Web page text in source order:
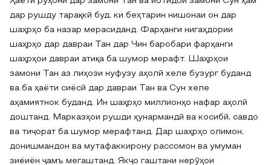
дар рушду тарақкӣ буд, ки беҳтарин нишонаи он дар
шаҳрҳо ба назар мерасиданд. Фарҳанги нигаҳдории
шаҳрҳо дар давраи Тан дар Чин баробари фарҳанги
шаҳрҳои давраи атиқа ба шумор мерафт. Шаҳрҳои
замони Тан аз лиҳози нуфузу аҳолӣ хеле бузург буданд
ва ба ҳаёти сиёсӣ дар давраи Тан ва Сун хеле
аҳамиятнок буданд. Ин шаҳрҳо миллионҳо нафар аҳолӣ
доштанд. Марказҳои рушди ҳунармандӣ ва косибӣ, савдо
ва тиҷорат ба шумор мерафтанд. Дар шаҳрҳо олимон,
донишмандон ва мутафаккирону рассомон ва умуман
зиёиён ҷамъ мегаштанд. Якҷо гаштани нерӯҳои